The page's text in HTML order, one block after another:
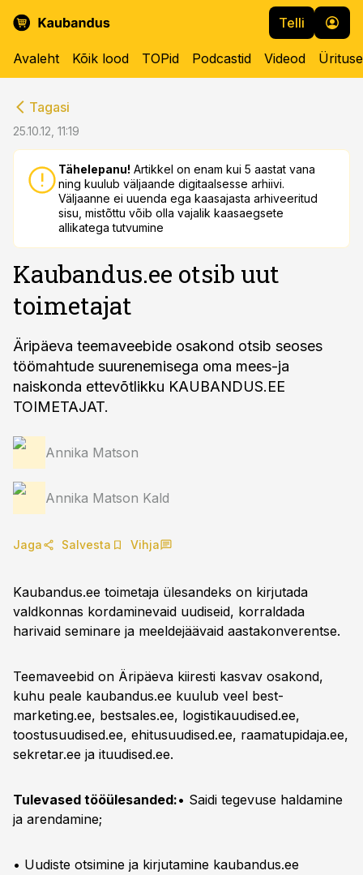
Telli
Avaleht Kõik lood TOPid Podcastid Videod
Tagasi
25.10.12, 11:19
Tähelepanu! Artikkel on enam kui 5 aastat vana
ning kuulub väljaande digitaalsesse arhiivi.
Väljaanne ei uuenda ega kaasajasta arhiveeritud
sisu, mistõttu võib olla vajalik kaasaegsete
allikatega tutvumine
Kaubandus.ee otsib uut
toimetajat
Äripäeva teemaveebide osakond otsib seoses
töömahtude suurenemisega oma mees-ja
naiskonda ettevõtlikku KAUBANDUS.EE
TOIMETAJAT.
Annika Matson
Annika Matson Kald
Jaga Salvesta Vihja
Kaubandus.ee toimetaja ülesandeks on kirjutada
valdkonnas kordaminevaid uudiseid, korraldada
harivaid seminare ja meeldejäävaid aastakonverentse.
Teemaveebid on Äripäeva kiiresti kasvav osakond,
kuhu peale kaubandus.ee kuulub veel best-
marketing.ee, bestsales.ee, logistikauudised.ee,
toostusuudised.ee, ehitusuudised.ee, raamatupidaja.ee,
sekretar.ee ja ituudised.ee.
Tulevased tööülesanded:• Saidi tegevuse haldamine
ja arendamine;
• Uudiste otsimine ja kirjutamine kaubandus.ee